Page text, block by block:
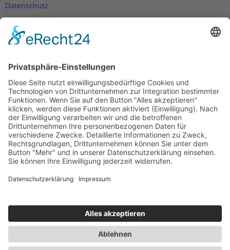
Datenschutz
Nutzungsbedingungen
Versand- und Zahlungsbedingungen
Cookie-Einstellungen
Newsletter
Verpassen Sie keine Neuigkeiten,
Angebote und Gutscheine!
Jetzt anmelden und10 EUR Gutscheinsichern!
Abmeldung jederzeit möglich.
Verkauf nur an Unternehmer,